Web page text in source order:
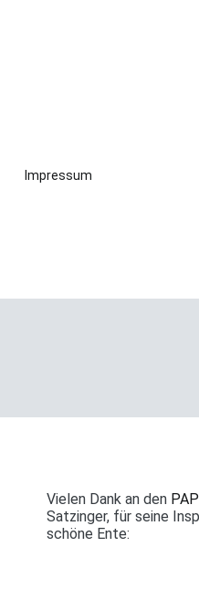
Impressum
Vielen Dank an den
Satzinger, für seine
schöne Ente: